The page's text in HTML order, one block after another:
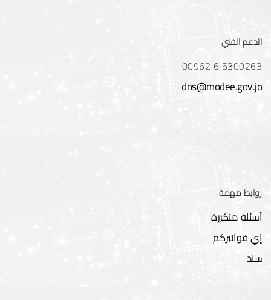
الدعم الفني
00962 6 5300263
dns@modee.gov.jo
روابط مهمة
أسئلة متكررة
إي فواتيركم
سند